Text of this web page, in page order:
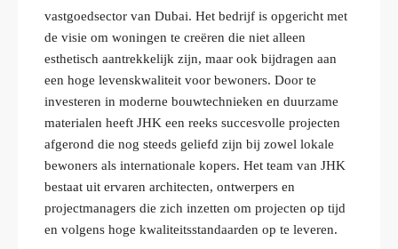
vastgoedsector van Dubai. Het bedrijf is opgericht met
de visie om woningen te creëren die niet alleen
esthetisch aantrekkelijk zijn, maar ook bijdragen aan
een hoge levenskwaliteit voor bewoners. Door te
investeren in moderne bouwtechnieken en duurzame
materialen heeft JHK een reeks succesvolle projecten
afgerond die nog steeds geliefd zijn bij zowel lokale
bewoners als internationale kopers. Het team van JHK
bestaat uit ervaren architecten, ontwerpers en
projectmanagers die zich inzetten om projecten op tijd
en volgens hoge kwaliteitsstandaarden op te leveren.